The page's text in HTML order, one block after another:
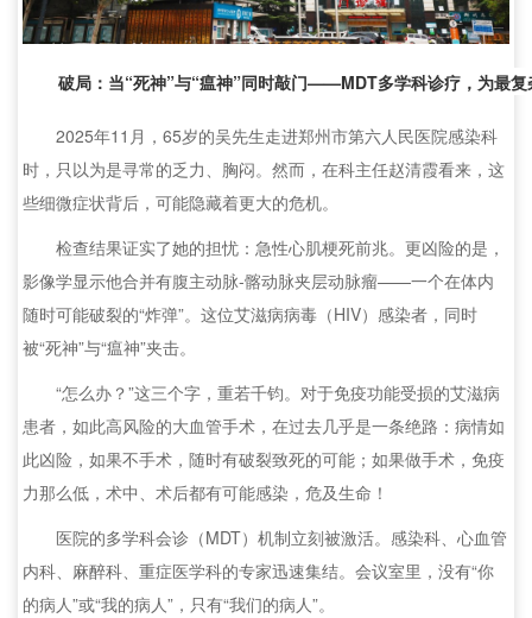
破局：当“死神”与“瘟神”同时敲门——MDT多学科诊疗，为最复
2025年11月，65岁的吴先生走进郑州市第六人民医院感染科
时，只以为是寻常的乏力、胸闷。然而，在科主任赵清霞看来，这
些细微症状背后，可能隐藏着更大的危机。
检查结果证实了她的担忧：急性心肌梗死前兆。更凶险的是，
影像学显示他合并有腹主动脉-髂动脉夹层动脉瘤——一个在体内
随时可能破裂的“炸弹”。这位艾滋病病毒（HIV）感染者，同时
被“死神”与“瘟神”夹击。
“怎么办？”这三个字，重若千钧。对于免疫功能受损的艾滋病
患者，如此高风险的大血管手术，在过去几乎是一条绝路：病情如
此凶险，如果不手术，随时有破裂致死的可能；如果做手术，免疫
力那么低，术中、术后都有可能感染，危及生命！
医院的多学科会诊（MDT）机制立刻被激活。感染科、心血管
内科、麻醉科、重症医学科的专家迅速集结。会议室里，没有“你
的病人”或“我的病人”，只有“我们的病人”。